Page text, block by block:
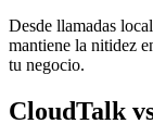
Desde llamadas
mantiene la nitidez
tu negocio.
CloudTalk